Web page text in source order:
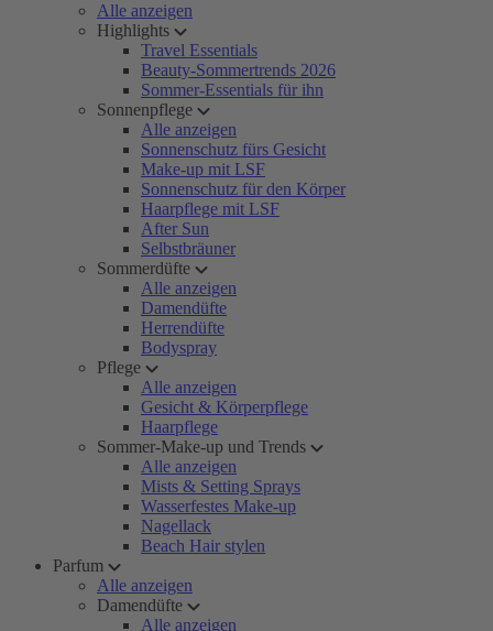
Alle anzeigen
Highlights
Travel Essentials
Beauty-Sommertrends 2026
Sommer-Essentials für ihn
Sonnenpflege
Alle anzeigen
Sonnenschutz fürs Gesicht
Make-up mit LSF
Sonnenschutz für den Körper
Haarpflege mit LSF
After Sun
Selbstbräuner
Sommerdüfte
Alle anzeigen
Damendüfte
Herrendüfte
Bodyspray
Pflege
Alle anzeigen
Gesicht & Körperpflege
Haarpflege
Sommer-Make-up und Trends
Alle anzeigen
Mists & Setting Sprays
Wasserfestes Make-up
Nagellack
Beach Hair stylen
Parfum
Alle anzeigen
Damendüfte
Alle anzeigen